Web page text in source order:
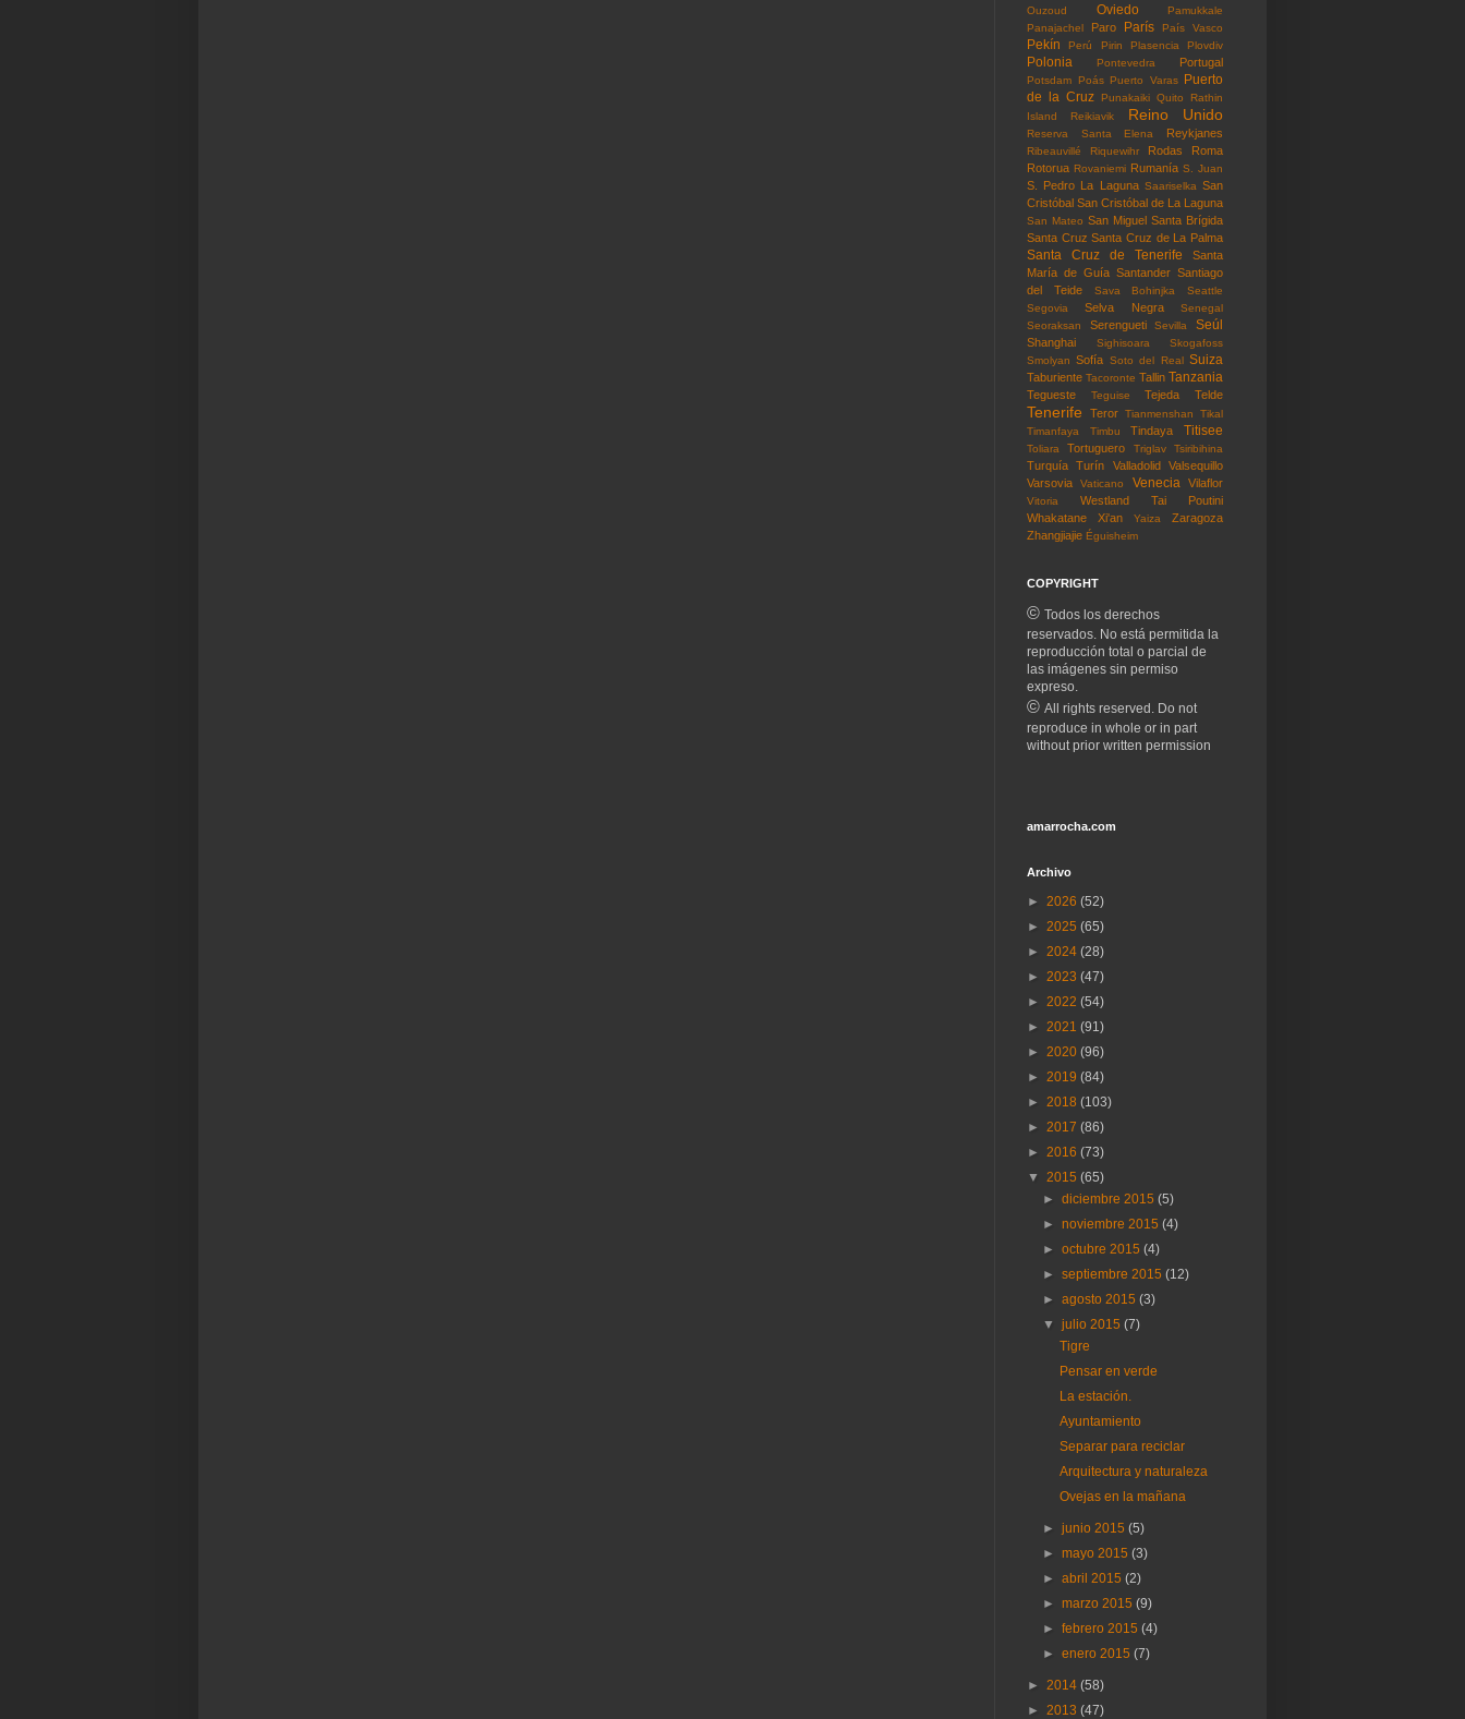
Ouzoud
Oviedo
Pamukkale
Panajachel
Paro París País Vasco
Pekín Perú Pirin Plasencia Plovdiv
Polonia Pontevedra Portugal
Potsdam Poás Puerto Varas Puerto
de la Cruz
Punakaiki Quito
Rathin
Island
Reikiavik Reino Unido
Reserva Santa Elena Reykjanes
Ribeauvillé Riquewihr Rodas
Roma
Rotorua Rovaniemi Rumanía S. Juan
S. Pedro La Laguna Saariselka San
Cristóbal San Cristóbal de La Laguna
San Mateo San Miguel Santa Brígida
Santa Cruz Santa Cruz de La Palma
Santa Cruz de Tenerife
Santa
María de Guía Santander Santiago
del Teide
Sava Bohinjka
Seattle
Segovia
Selva Negra
Senegal
Seoraksan
Serengueti Sevilla Seúl
Shanghai Sighisoara
Skogafoss
Smolyan Sofía Soto del Real Suiza
Taburiente Tacoronte Tallin Tanzania
Tegueste Teguise Tejeda Telde
Tenerife Teror Tianmenshan
Tikal
Timanfaya
Timbu Tindaya Titisee
Toliara Tortuguero Triglav Tsiribihina
Turquía Turín Valladolid
Valsequillo
Varsovia
Vaticano Venecia Vilaflor
Vitoria
Westland Tai Poutini
Whakatane
Xi'an Yaiza
Zaragoza
Zhangjiajie Éguisheim
COPYRIGHT
© Todos los derechos
reservados. No está permitida la
reproducción total o parcial de
las imágenes sin permiso
expreso.
© All rights reserved. Do not
reproduce in whole or in part
without prior written permission
amarrocha.com
Archivo
► 2026 (52)
► 2025 (65)
► 2024 (28)
► 2023 (47)
► 2022 (54)
► 2021 (91)
► 2020 (96)
► 2019 (84)
► 2018 (103)
► 2017 (86)
► 2016 (73)
▼ 2015 (65)
►diciembre 2015(5)
►noviembre 2015(4)
►octubre 2015(4)
►septiembre 2015(12)
►agosto 2015(3)
▼julio 2015(7)
Tigre
Pensar en verde
La estación.
Ayuntamiento
Separar para reciclar
Arquitectura y naturaleza
Ovejas en la mañana
►junio 2015(5)
►mayo 2015(3)
►abril 2015(2)
►marzo 2015(9)
►febrero 2015(4)
►enero 2015(7)
► 2014 (58)
► 2013 (47)